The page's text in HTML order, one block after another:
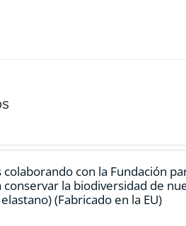
con la Fundación
conservar la biodiversidad de
(Fabricado en la EU)